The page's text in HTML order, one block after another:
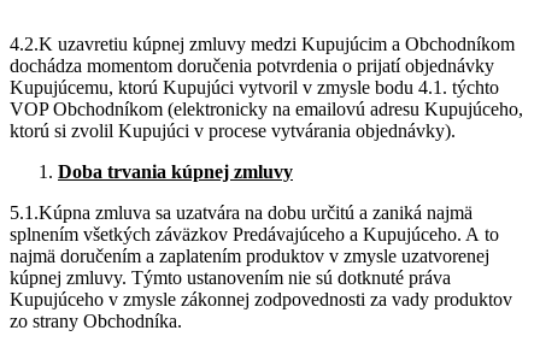
4.2.K uzavretiu kúpnej zmluvy medzi Kupujúcim a Obchodníkom
dochádza momentom doručenia potvrdenia o prijatí objednávky
Kupujúcemu, ktorú Kupujúci vytvoril v zmysle bodu 4.1. týchto
VOP Obchodníkom (elektronicky na emailovú adresu Kupujúceho,
ktorú si zvolil Kupujúci v procese vytvárania objednávky).
Doba trvania kúpnej zmluvy
5.1.Kúpna zmluva sa uzatvára na dobu určitú a zaniká najmä
splnením všetkých záväzkov Predávajúceho a Kupujúceho. A to
najmä doručením a zaplatením produktov v zmysle uzatvorenej
kúpnej zmluvy. Týmto ustanovením nie sú dotknuté práva
Kupujúceho v zmysle zákonnej zodpovednosti za vady produktov
zo strany Obchodníka.